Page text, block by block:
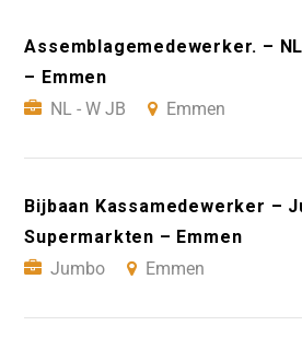
Assemblagemedewerker. –
– Emmen
NL - W JB
Emmen
Bijbaan Kassamedewerker –
Supermarkten – Emmen
Jumbo
Emmen